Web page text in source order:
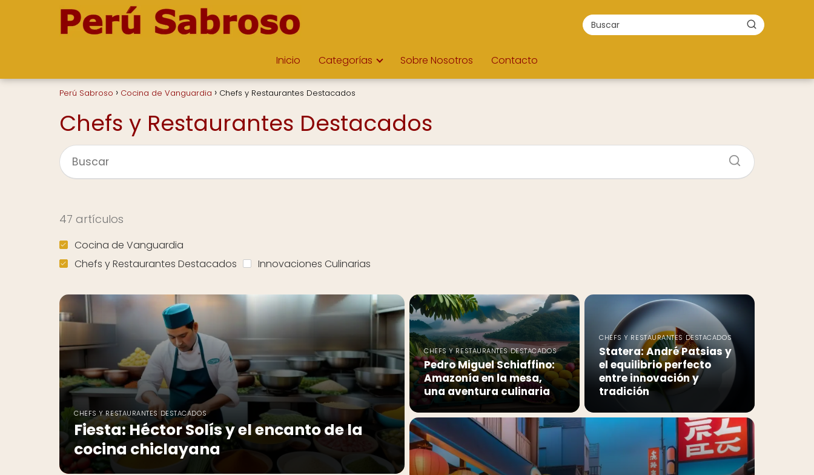
Inicio Categorías Sobre Nosotros Contacto
Perú Sabroso Cocina de Vanguardia Chefs y Restaurantes Destacados
Chefs y Restaurantes Destacados
47 artículos
Cocina de Vanguardia
Chefs y Restaurantes Destacados
Innovaciones Culinarias
CHEFS Y RESTAURANTES DESTACADOS
Fiesta: Héctor Solís y el encanto de la
cocina chiclayana
CHEFS Y RESTAURANTES DESTACADOS
Pedro Miguel Schiaffino:
Amazonía en la mesa,
una aventura culinaria
CHEFS Y RESTAURANTES DESTACADOS
Statera: André Patsias y
el equilibrio perfecto
entre innovación y
tradición